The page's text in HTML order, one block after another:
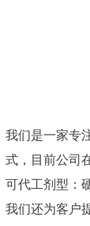
我们是一家专
式，目前公司
可代工剂型：
我们还为客户